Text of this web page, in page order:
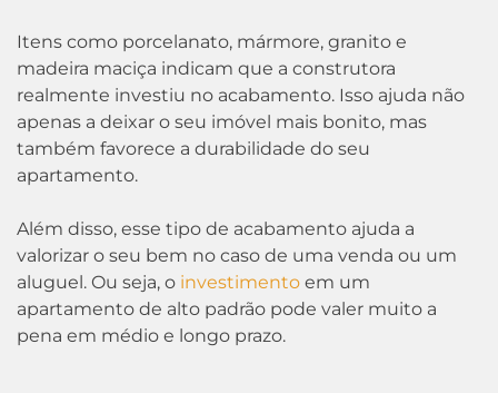
Itens como porcelanato, mármore, granito e
madeira maciça indicam que a construtora
realmente investiu no acabamento. Isso ajuda não
apenas a deixar o seu imóvel mais bonito, mas
também favorece a durabilidade do seu
apartamento.
Além disso, esse tipo de acabamento ajuda a
valorizar o seu bem no caso de uma venda ou um
aluguel. Ou seja, o investimento em um
apartamento de alto padrão pode valer muito a
pena em médio e longo prazo.